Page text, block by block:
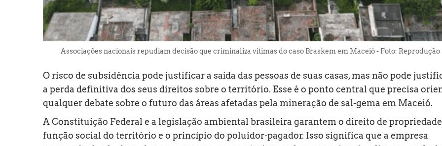
Associações nacionais repudiam decisão que criminaliza vítimas do caso Braskem em Maceió - Foto: Reprodução
O risco de subsidência pode justificar a saída das pessoas de suas casas, mas não pode
a perda definitiva dos seus direitos sobre o território. Esse é o ponto central que precisa
qualquer debate sobre o futuro das áreas afetadas pela mineração de sal-gema em Maceió.
A Constituição Federal e a legislação ambiental brasileira garantem o direito de
função social do território e o princípio do poluidor-pagador. Isso significa que a empresa